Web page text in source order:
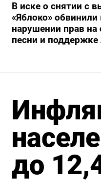
В иске о снятии с
«Яблоко» обвинили
нарушении прав на
песни и
до